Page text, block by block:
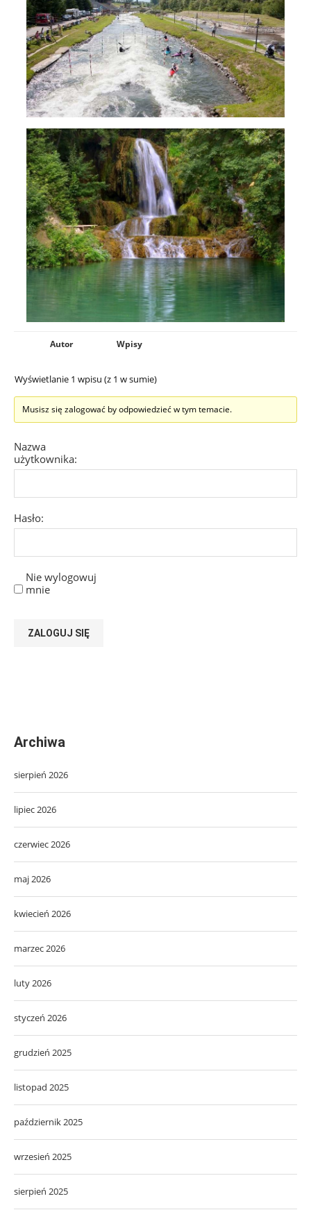
Autor Wpisy
Wyświetlanie 1 wpisu (z 1 w sumie)
Musisz się zalogować by odpowiedzieć w tym temacie.
Nazwa
użytkownika:
Hasło:
Nie wylogowuj
mnie
ZALOGUJ SIĘ
Archiwa
sierpień 2026
lipiec 2026
czerwiec 2026
maj 2026
kwiecień 2026
marzec 2026
luty 2026
styczeń 2026
grudzień 2025
listopad 2025
październik 2025
wrzesień 2025
sierpień 2025